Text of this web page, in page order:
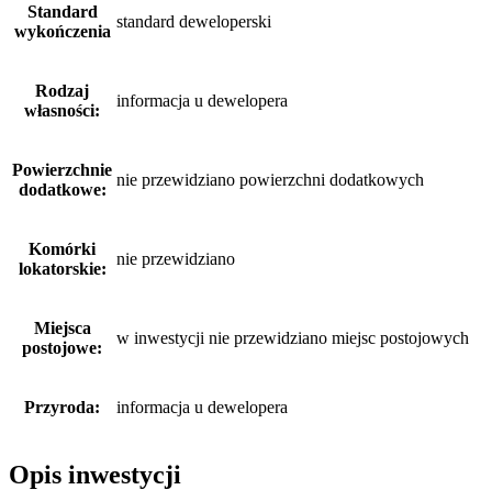
Standard
wykończenia
standard deweloperski
Rodzaj
własności:
informacja u dewelopera
Powierzchnie
dodatkowe:
nie przewidziano powierzchni dodatkowych
Komórki
lokatorskie:
nie przewidziano
Miejsca
postojowe:
w inwestycji nie przewidziano miejsc postojowych
Przyroda: informacja u dewelopera
Opis inwestycji